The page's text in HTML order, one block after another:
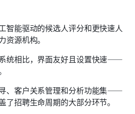
智能驱动的候选人评分和更快速人
资源机构。
统相比，界面友好且设置快速——
、客户关系管理和分析功能集——
了招聘生命周期的大部分环节。